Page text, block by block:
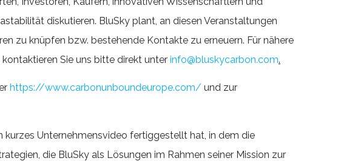
diskutieren. BluSky plant, an diesen Veranstaltungen
zu knüpfen bzw. bestehende Kontakte zu erneuern. Für nähere
Sie uns bitte direkt unter info@bluskycarbon.com.
https://www.carbonunboundeurope.com/ und zur
Unternehmensvideo fertiggestellt hat, in dem die
die BluSky als Lösungen im Rahmen seiner Mission zur